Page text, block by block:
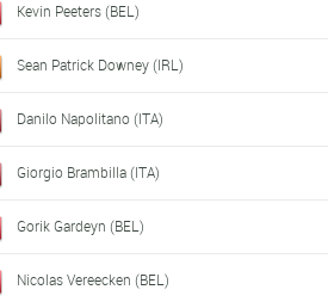
Kevin Peeters (BEL)
Sean Patrick Downey (IRL)
Danilo Napolitano (ITA)
Giorgio Brambilla (ITA)
Gorik Gardeyn (BEL)
Nicolas Vereecken (BEL)